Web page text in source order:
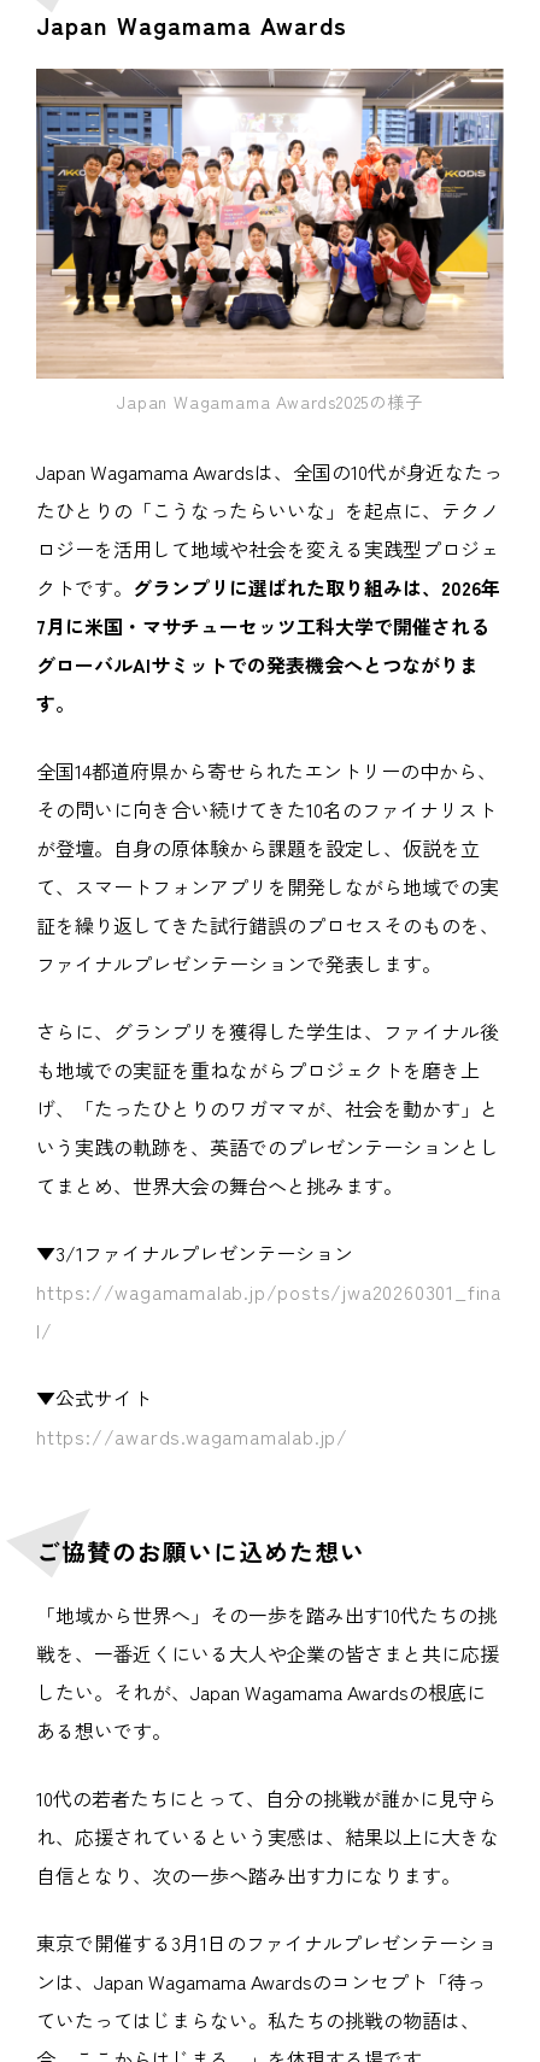
Japan Wagamama Awards
Japan Wagamama Awards2025の様子
Japan Wagamama Awardsは、全国の10代が身近なたっ
たひとりの「こうなったらいいな」を起点に、テクノ
ロジーを活用して地域や社会を変える実践型プロジェ
クトです。 グランプリに選ばれた取り組みは、2026年
7月に米国・マサチューセッツ工科大学で開催される
グローバルAIサミットでの発表機会へとつながりま
す。
全国14都道府県から寄せられたエントリーの中から、
その問いに向き合い続けてきた10名のファイナリスト
が登壇。自身の原体験から課題を設定し、仮説を立
て、スマートフォンアプリを開発しながら地域での実
証を繰り返してきた試行錯誤のプロセスそのものを、
ファイナルプレゼンテーションで発表します。
さらに、グランプリを獲得した学生は、ファイナル後
も地域での実証を重ねながらプロジェクトを磨き上
げ、「たったひとりのワガママが、社会を動かす」と
いう実践の軌跡を、英語でのプレゼンテーションとし
てまとめ、世界大会の舞台へと挑みます。
▼3/1ファイナルプレゼンテーション
https://wagamamalab.jp/posts/jwa20260301_fina
l/
▼公式サイト
https://awards.wagamamalab.jp/
ご協賛のお願いに込めた想い
「地域から世界へ」その一歩を踏み出す10代たちの挑
戦を、一番近くにいる大人や企業の皆さまと共に応援
したい。それが、Japan Wagamama Awardsの根底に
ある想いです。
10代の若者たちにとって、自分の挑戦が誰かに見守ら
れ、応援されているという実感は、結果以上に大きな
自信となり、次の一歩へ踏み出す力になります。
東京で開催する3月1日のファイナルプレゼンテーショ
ンは、Japan Wagamama Awardsのコンセプト「待っ
ていたってはじまらない。私たちの挑戦の物語は、